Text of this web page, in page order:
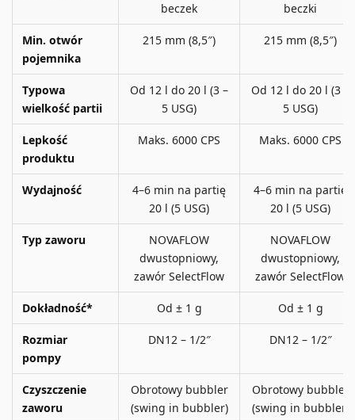
beczek
beczki
Min. otwór
pojemnika
215 mm (8,5″) 215 mm (8,5″)
Typowa
wielkość partii
Od 12 l do 20 l (3 –
5 USG)
Od 12 l do 20 l (3 –
5 USG)
Lepkość
produktu
Maks. 6000 CPS Maks. 6000 CPS
Wydajność
4–6 min na partię
20 l (5 USG)
4–6 min na partię
20 l (5 USG)
Typ zaworu
NOVAFLOW
dwustopniowy,
zawór SelectFlow
NOVAFLOW
dwustopniowy,
zawór SelectFlow
Dokładność* Od ± 1 g Od ± 1 g
Rozmiar
pompy
DN12 – 1/2″ DN12 – 1/2″
Czyszczenie
zaworu
Obrotowy bubbler
(swing in bubbler)
Obrotowy bubbler
(swing in bubbler)